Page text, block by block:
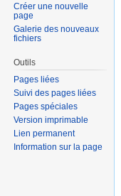
Créer une nouvelle
page
Galerie des nouveaux
fichiers
Outils
Pages liées
Suivi des pages liées
Pages spéciales
Version imprimable
Lien permanent
Information sur la page